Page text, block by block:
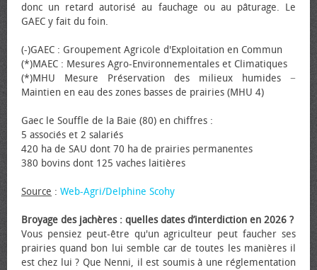
donc un retard autorisé au fauchage ou au pâturage. Le
GAEC y fait du foin.
(-)GAEC : Groupement Agricole d'Exploitation en Commun
(*)MAEC : Mesures Agro-Environnementales et Climatiques
(*)MHU Mesure Préservation des milieux humides −
Maintien en eau des zones basses de prairies (MHU 4)
Gaec le Souffle de la Baie (80) en chiffres :
5 associés et 2 salariés
420 ha de SAU dont 70 ha de prairies permanentes
380 bovins dont 125 vaches laitières
Source : Web-Agri/Delphine Scohy
Broyage des jachères : quelles dates d’interdiction en 2026 ?
Vous pensiez peut-être qu'un agriculteur peut faucher ses
prairies quand bon lui semble car de toutes les manières il
est chez lui ? Que Nenni, il est soumis à une réglementation